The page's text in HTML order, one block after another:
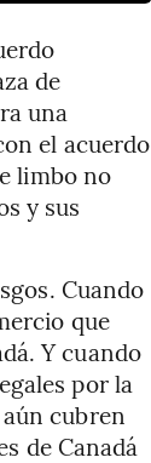
de
una
el acuerdo
limbo no
y sus
Cuando
que
Y cuando
por la
cubren
de Canadá